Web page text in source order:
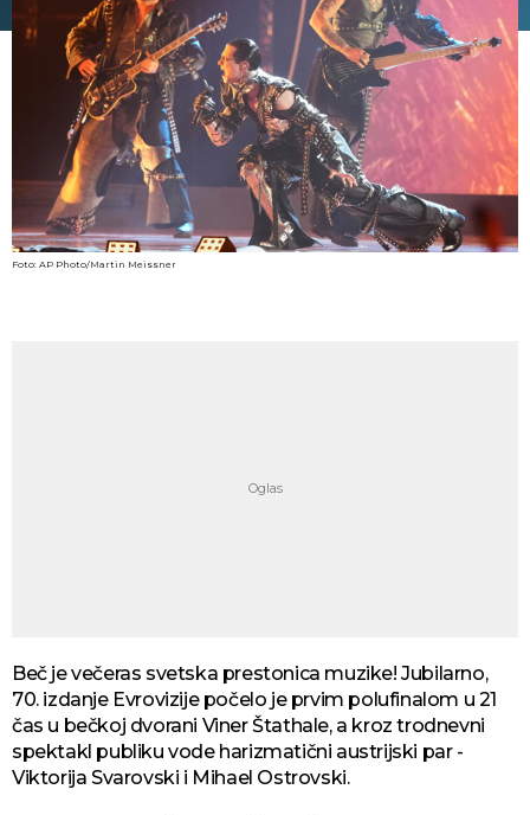
Foto: AP Photo/Martin Meissner
Beč je večeras svetska prestonica muzike! Jubilarno,
70. izdanje Evrovizije počelo je prvim polufinalom u 21
čas u bečkoj dvorani Viner Štathale, a kroz trodnevni
spektakl publiku vode harizmatični austrijski par -
Viktorija Svarovski i Mihael Ostrovski.